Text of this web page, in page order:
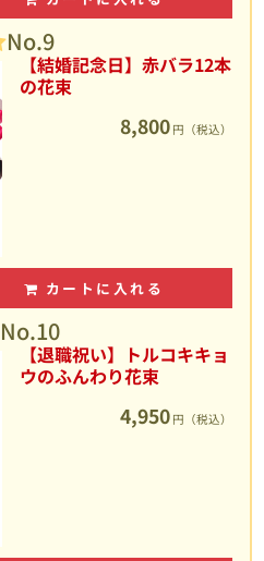
No.9
【結婚記念日】赤バラ12本
の花束
8,800 円（税込）
カートに入れる
No.10
【退職祝い】トルコキキョ
ウのふんわり花束
4,950 円（税込）